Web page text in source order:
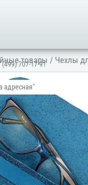
(499) 707-17-91
товары / Чехлы